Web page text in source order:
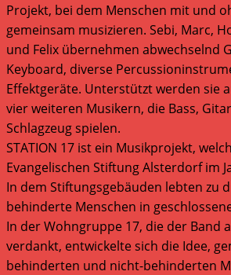
Projekt, bei dem Menschen mit und
gemeinsam musizieren. Sebi, Marc,
und Felix übernehmen abwechselnd
Keyboard, diverse
Effektgeräte. Unterstützt werden sie
vier weiteren Musikern, die Bass,
Schlagzeug spielen.
STATION 17 ist ein Musikprojekt,
Evangelischen Stiftung Alsterdorf im
In dem Stiftungsgebäuden lebten zu
behinderte Menschen in
In der Wohngruppe 17, die der Band
verdankt, entwickelte sich die Idee,
behinderten und nicht-behinderten